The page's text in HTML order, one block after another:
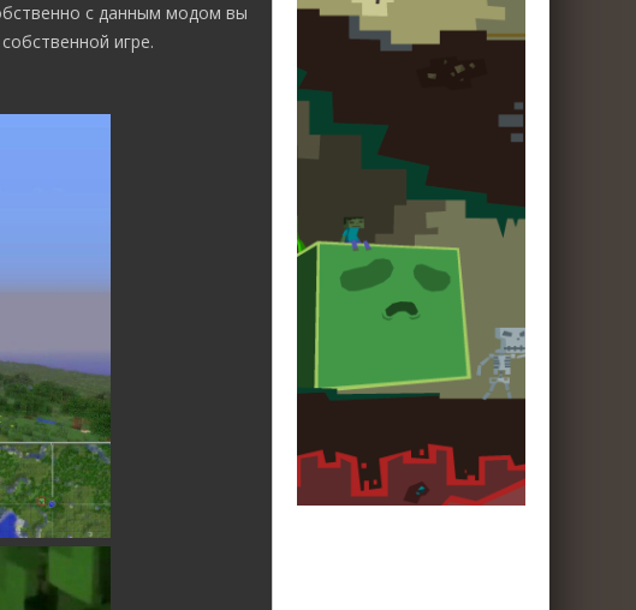
с данным модом вы
игре.